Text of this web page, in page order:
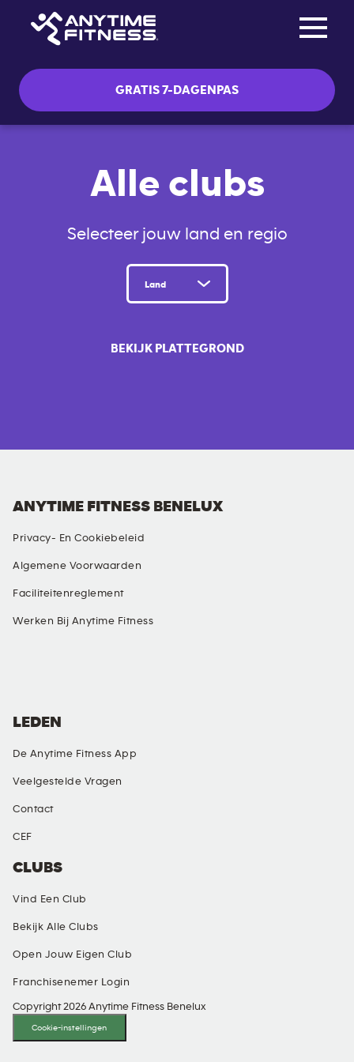
GRATIS 7-DAGENPAS
Alle clubs
Selecteer jouw land en regio
Land
BEKIJK PLATTEGROND
ANYTIME FITNESS BENELUX
Privacy- En Cookiebeleid
Algemene Voorwaarden
Faciliteitenreglement
Werken Bij Anytime Fitness
CLUBS
Vind Een Club
Bekijk Alle Clubs
Open Jouw Eigen Club
Franchisenemer Login
LEDEN
De Anytime Fitness App
Veelgestelde Vragen
Contact
CEF
Copyright 2026 Anytime Fitness Benelux
Cookie-instellingen